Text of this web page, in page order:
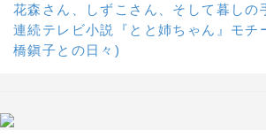
花森さん、しずこさん、そして暮しの
連続テレビ小説『とと姉ちゃん』モチ
橋鎭子との日々)